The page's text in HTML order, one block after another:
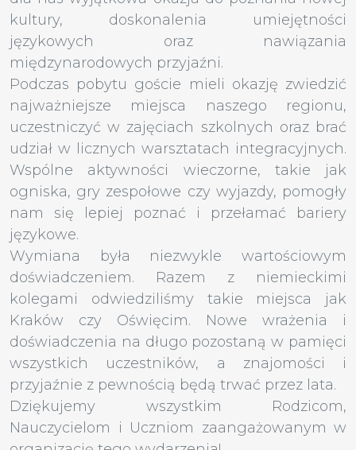
kultury, doskonalenia umiejętności
językowych oraz nawiązania
międzynarodowych przyjaźni.
Podczas pobytu goście mieli okazję zwiedzić
najważniejsze miejsca naszego regionu,
uczestniczyć w zajęciach szkolnych oraz brać
udział w licznych warsztatach integracyjnych.
Wspólne aktywności wieczorne, takie jak
ogniska, gry zespołowe czy wyjazdy, pomogły
nam się lepiej poznać i przełamać bariery
językowe.
Wymiana była niezwykle wartościowym
doświadczeniem. Razem z niemieckimi
kolegami odwiedziliśmy takie miejsca jak
Kraków czy Oświęcim. Nowe wrażenia i
doświadczenia na długo pozostaną w pamięci
wszystkich uczestników, a znajomości i
przyjaźnie z pewnością będą trwać przez lata.
Dziękujemy wszystkim Rodzicom,
Nauczycielom i Uczniom zaangażowanym w